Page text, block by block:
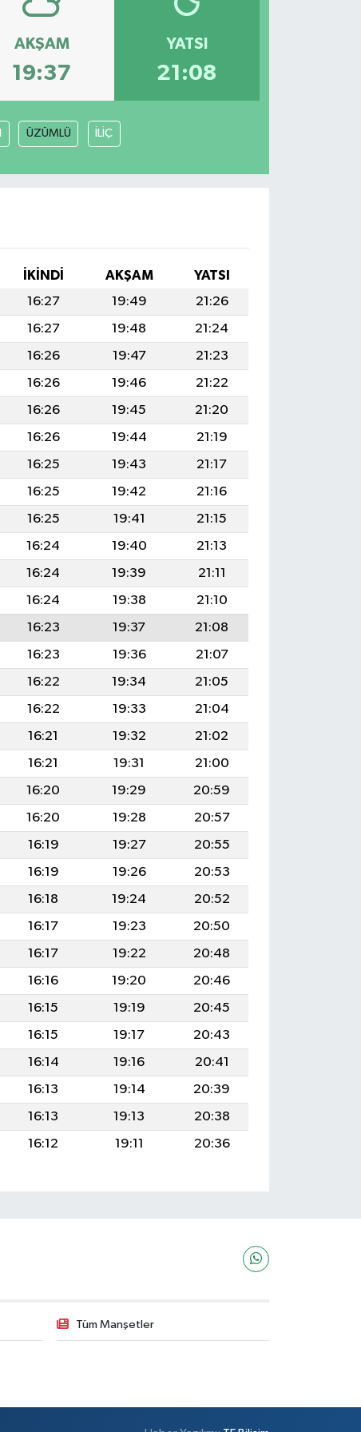
AKŞAM
19:37
YATSI
21:08
ÜZÜMLÜ İLİÇ
İKINDI AKŞAM
YATSI
16:27 19:49
21:26
16:27 19:48
21:24
16:26 19:47
21:23
16:26 19:46
21:22
16:26 19:45
21:20
16:26 19:44
21:19
16:25 19:43
21:17
16:25 19:42
21:16
16:25 19:41
21:15
16:24 19:40
21:13
16:24 19:39
21:11
16:24 19:38
21:10
16:23 19:37
21:08
16:23 19:36
21:07
16:22 19:34
21:05
16:22 19:33
21:04
16:21 19:32
21:02
16:21 19:31
21:00
16:20 19:29
20:59
16:20 19:28
20:57
16:19 19:27
20:55
16:19 19:26
20:53
16:18 19:24
20:52
16:17 19:23
20:50
16:17 19:22
20:48
16:16 19:20
20:46
16:15 19:19
20:45
16:15 19:17
20:43
16:14 19:16
20:41
16:13 19:14
20:39
16:13 19:13
20:38
16:12 19:11 20:36
Tüm Manşetler